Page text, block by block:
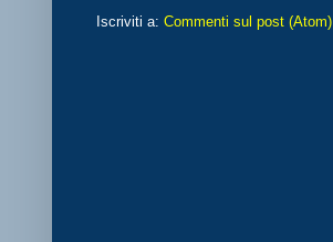
Iscriviti a: Commenti sul post (Atom)